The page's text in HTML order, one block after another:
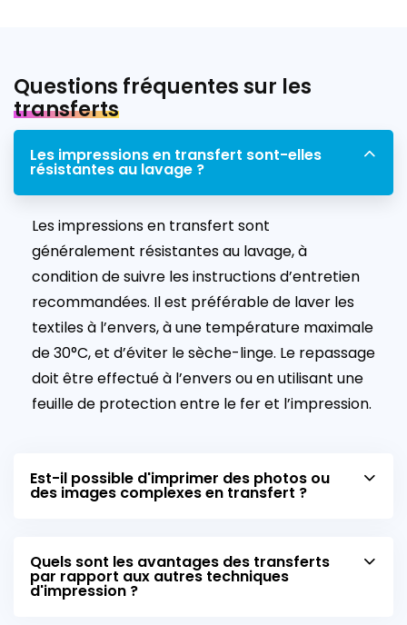
Questions fréquentes sur les
transferts
Les impressions en transfert sont-elles
résistantes au lavage ?
Les impressions en transfert sont
généralement résistantes au lavage, à
condition de suivre les instructions d’entretien
recommandées. Il est préférable de laver les
textiles à l’envers, à une température maximale
de 30°C, et d’éviter le sèche-linge. Le repassage
doit être effectué à l’envers ou en utilisant une
feuille de protection entre le fer et l’impression.
Est-il possible d'imprimer des photos ou
des images complexes en transfert ?
Quels sont les avantages des transferts
par rapport aux autres techniques
d'impression ?